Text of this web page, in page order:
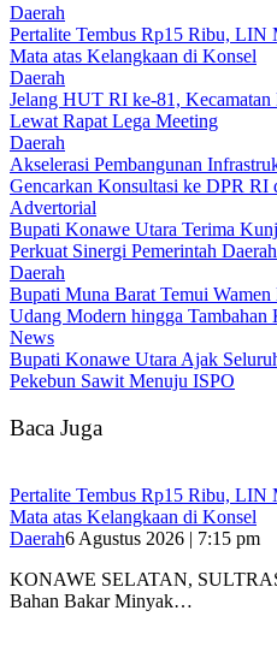
Daerah
‎Pertalite Tembus Rp15 Ribu, LIN
Mata atas Kelangkaan di Konsel
Daerah
‎Jelang HUT RI ke-81, Kecamatan
Lewat Rapat Lega Meeting
Daerah
Akselerasi Pembangunan
Gencarkan Konsultasi ke DPR RI
Advertorial
Bupati Konawe Utara Terima
Perkuat Sinergi Pemerintah
Daerah
‎Bupati Muna Barat Temui
Udang Modern hingga Tambahan
News
Bupati Konawe Utara Ajak
Pekebun Sawit Menuju ISPO
Baca Juga
‎Pertalite Tembus Rp15 Ribu, LIN
Mata atas Kelangkaan di Konsel
Daerah6 Agustus 2026 | 7:15 pm
‎KONAWE SELATAN,
Bahan Bakar Minyak…